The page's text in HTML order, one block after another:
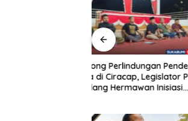
Soal Batalnya Konser
di Ciracap, Anggota
Fraksi PKB Dukung